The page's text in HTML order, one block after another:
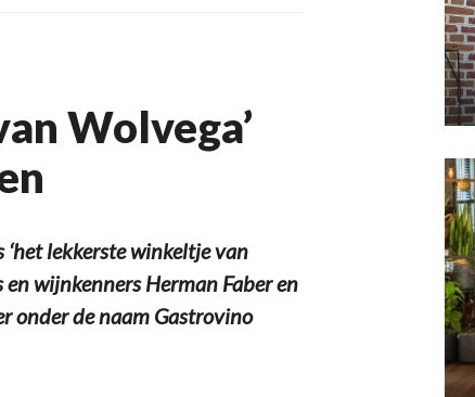
Wolvega’
‘het lekkerste winkeltje van
wijnkenners Herman Faber en
onder de naam Gastrovino